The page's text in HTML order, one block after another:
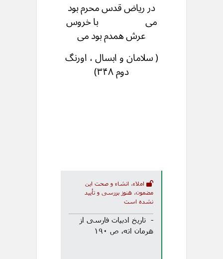
در ریاض قدس محرم بود
می با خروس
عرش همدم بود می
( سلامان و ابسال ، اورنگ
دوم ۳۴۸)
املاء، انشاء و صحت این
مضمون، هنوز بررسی و تأیید
نشده است
- تاریخ ادبیات فارسی از
هرمان اته، ص ۱۹۰